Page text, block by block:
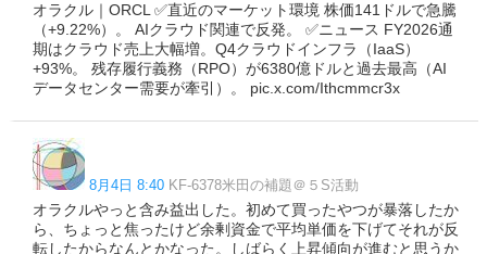
オラクル｜ORCL ✅️直近のマーケット環境 株価141ドルで急騰
（+9.22%）。 AIクラウド関連で反発。 ✅️ニュース FY2026通
期はクラウド売上大幅増。Q4クラウドインフラ（IaaS）
+93%。 残存履行義務（RPO）が6380億ドルと過去最高（AI
データセンター需要が牽引）。 pic.x.com/Ithcmmcr3x
8月4日 8:40 KF-6378米田の補題＠５S活動
オラクルやっと含み益出した。初めて買ったやつが暴落したか
ら、ちょっと焦ったけど余剰資金で平均単価を下げてそれが反
転したからなんとかなった。しばらく上昇傾向が進むと思うか